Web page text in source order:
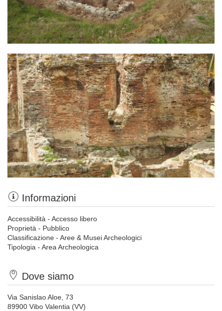
Informazioni
Accessibilità - Accesso libero
Proprietà - Pubblico
Classificazione - Aree & Musei Archeologici
Tipologia - Area Archeologica
Dove siamo
Via Sanislao Aloe, 73
89900 Vibo Valentia (VV)